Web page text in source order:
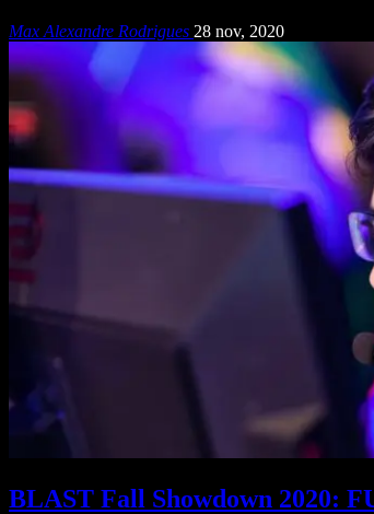
Max Alexandre Rodrigues 28 nov, 2020
BLAST Fall Showdown 2020: